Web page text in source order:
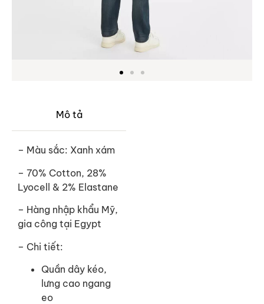
Mô tả
– Màu sắc: Xanh xám
– 70% Cotton, 28%
Lyocell & 2% Elastane
– Hàng nhập khẩu Mỹ,
gia công tại Egypt
– Chi tiết:
Quần dây kéo,
lưng cao ngang
eo